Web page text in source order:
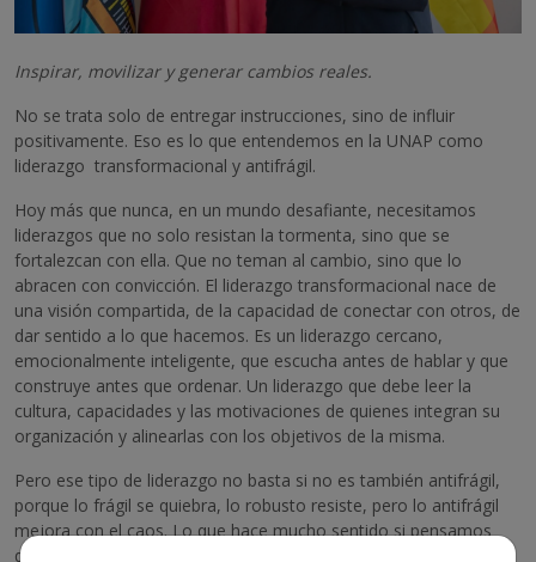
Inspirar, movilizar y generar cambios reales.
No se trata solo de entregar instrucciones, sino de influir
positivamente. Eso es lo que entendemos en la UNAP como
liderazgo transformacional y antifrágil.
Hoy más que nunca, en un mundo desafiante, necesitamos
liderazgos que no solo resistan la tormenta, sino que se
fortalezcan con ella. Que no teman al cambio, sino que lo
abracen con convicción. El liderazgo transformacional nace de
una visión compartida, de la capacidad de conectar con otros, de
dar sentido a lo que hacemos. Es un liderazgo cercano,
emocionalmente inteligente, que escucha antes de hablar y que
construye antes que ordenar. Un liderazgo que debe leer la
cultura, capacidades y las motivaciones de quienes integran su
organización y alinearlas con los objetivos de la misma.
Pero ese tipo de liderazgo no basta si no es también antifrágil,
porque lo frágil se quiebra, lo robusto resiste, pero lo antifrágil
mejora con el caos. Lo que hace mucho sentido si pensamos
que vivimos y creamos desde un territorio en constante